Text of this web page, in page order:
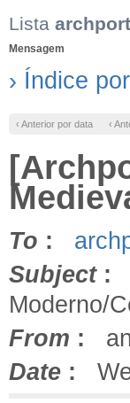
Lista archport
Mensagem
› Índice
‹ Anterior por data ‹
To :
Subject:
Moderno/
From :
Date :